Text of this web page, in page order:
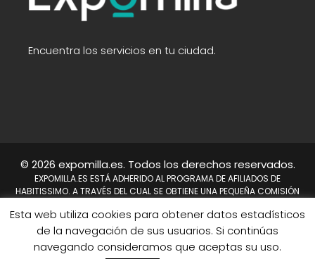
Encuentra los servicios en tu ciudad.
© 2026 expomilla.es. Todos los derechos reservados.
EXPOMILLA.ES ESTÁ ADHERIDO AL PROGRAMA DE AFILIADOS DE
HABITISSIMO. A TRAVÉS DEL CUAL SE OBTIENE UNA PEQUEÑA COMISIÓN
EN CAMBIO A NOSOTROS NOS PERMITE CONTINUAR TRABAJANDO DÍA A
DÍA PARA MEJORAR EL SITIO WEB.
HABITISSIMO Y TAMBIÉN EL LOGO DE HABITISSIMO SON MARCAS
REGISTRADAS DE HABITISSIMO.ES O SUS AFILIADOS.
Esta web utiliza cookies para obtener datos estadísticos
de la navegación de sus usuarios. Si continúas
navegando consideramos que aceptas su uso.